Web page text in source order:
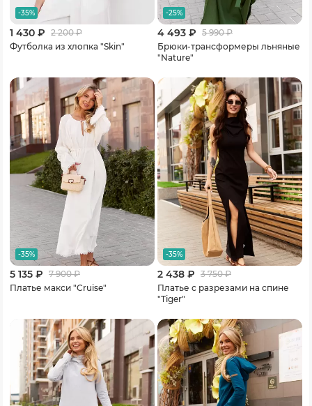
-35%
1 430 ₽ 2 200₽
Футболка из хлопка "Skin"
-25%
4 493 ₽ 5 990₽
Брюки-трансформеры льняные
"Nature"
-35%
5 135 ₽ 7 900₽
Платье макси "Cruise"
-35%
2 438 ₽ 3 750₽
Платье с разрезами на спине
"Tiger"